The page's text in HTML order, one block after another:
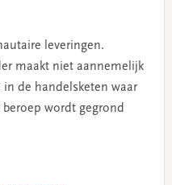
leveringen.
maakt niet aannemelijk
in de handelsketen waar
wordt gegrond